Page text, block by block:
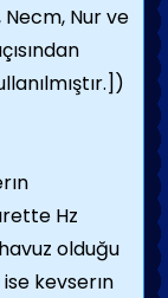
Nur ve
Hz
olduğu
kevserın